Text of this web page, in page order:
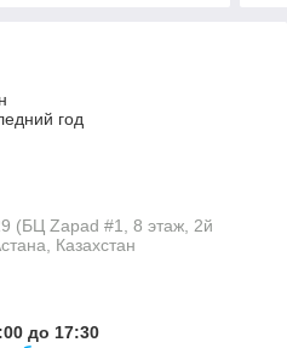
год
(БЦ Zapad #1, 8 этаж, 2й
Казахстан
до 17:30